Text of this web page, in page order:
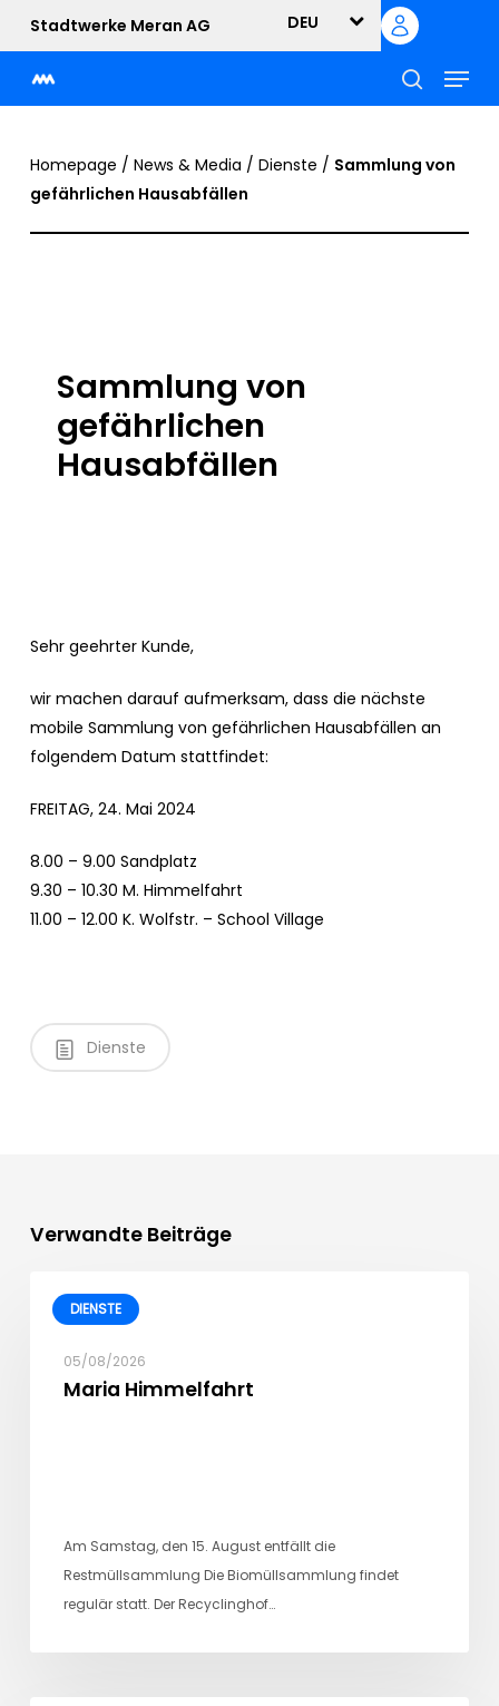
main
content
Stadtwerke Meran AG DEU
suche
Menu
Homepage / News & Media / Dienste / Sammlung von
gefährlichen Hausabfällen
Sammlung von
gefährlichen
Hausabfällen
Sehr geehrter Kunde,
wir machen darauf aufmerksam, dass die nächste
mobile Sammlung von gefährlichen Hausabfällen an
folgendem Datum stattfindet:
FREITAG, 24. Mai 2024
8.00 – 9.00 Sandplatz
9.30 – 10.30 M. Himmelfahrt
11.00 – 12.00 K. Wolfstr. – School Village
Dienste
Verwandte Beiträge
DIENSTE
05/08/2026
Maria Himmelfahrt
Am Samstag, den 15. August entfällt die
Restmüllsammlung Die Biomüllsammlung findet
regulär statt. Der Recyclinghof…